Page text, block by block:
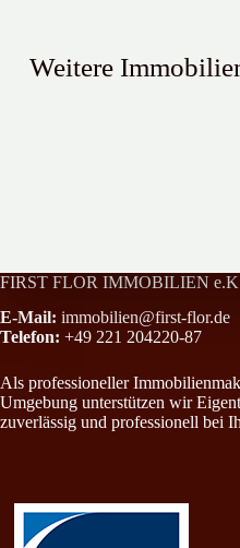
Weitere
FIRST FLOR IMMOBILIEN
E-Mail: immobilien@first-flor.de
Telefon: +49 221 204220-87
Als professioneller
Umgebung unterstützen wir
zuverlässig und professionell bei